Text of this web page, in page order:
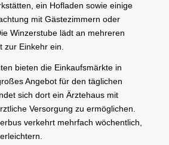
ein Hofladen sowie einige
mit Gästezimmern oder
Winzerstube lädt an mehreren
zur Einkehr ein.
bieten die Einkaufsmärkte in
Angebot für den täglichen
sich dort ein Ärztehaus mit
Versorgung zu ermöglichen.
verkehrt mehrfach wöchentlich,